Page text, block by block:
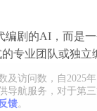
编剧的AI，而是
专业团队或独立
访问数，自2025年
导航服务，对于第
馈。